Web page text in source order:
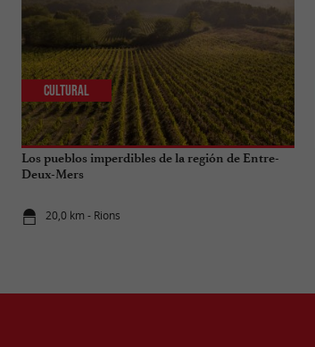
Los pueblos imperdibles de la región de Entre-
Deux-Mers
20,0 km - Rions
Cultural